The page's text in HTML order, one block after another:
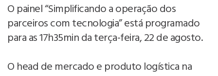
O painel “Simplificando a operação dos
parceiros com tecnologia” está programado
para as 17h35min da terça-feira, 22 de agosto.
O head de mercado e produto logística na